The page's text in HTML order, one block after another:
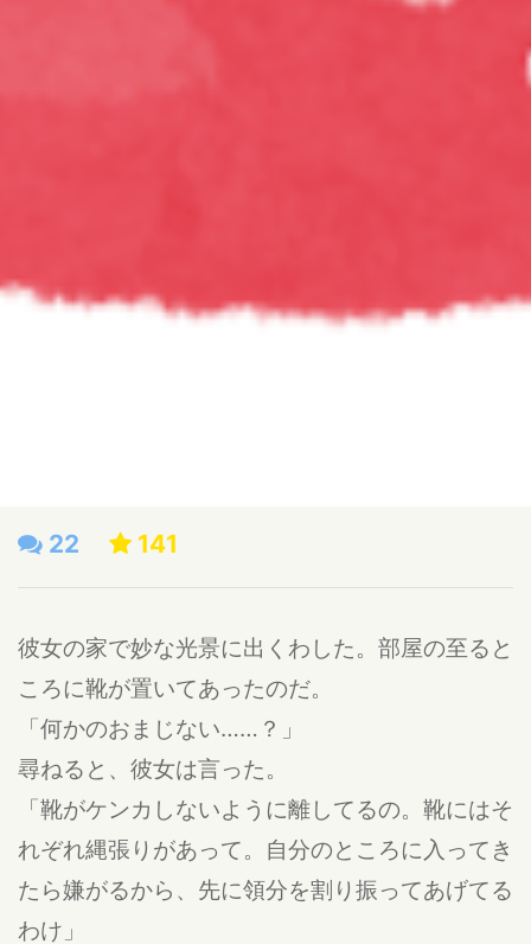
22 141
彼女の家で妙な光景に出くわした。部屋の至ると
ころに靴が置いてあったのだ。
「何かのおまじない……？」
尋ねると、彼女は言った。
「靴がケンカしないように離してるの。靴にはそ
れぞれ縄張りがあって。自分のところに入ってき
たら嫌がるから、先に領分を割り振ってあげてる
わけ」